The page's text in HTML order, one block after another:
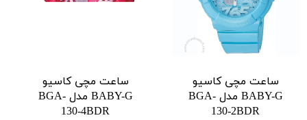
ساعت مچی کاسیو
BABY-G مدل BGA-
130-2BDR
ساعت مچی کاسیو
BABY-G مدل BGA-
130-4BDR